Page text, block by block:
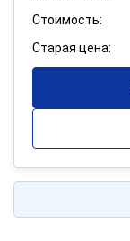
Стоимость:
Старая цена: